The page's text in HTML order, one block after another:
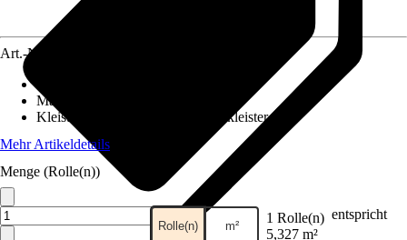
Art.-Nr.
Maße (BxH)
Kleisterempfehlung
Vliestapetenkleister
Mehr Artikeldetails
Menge (Rolle(n))
Rolle(n) m² 1 Rolle(n) entspricht
5,327 m²